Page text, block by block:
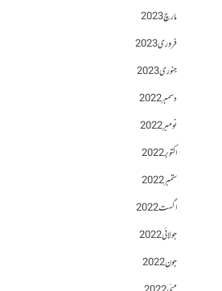
مارچ 2023
فروری 2023
جنوری 2023
دسمبر 2022
نومبر 2022
اکتوبر 2022
ستمبر 2022
اگست 2022
جولائی 2022
جون 2022